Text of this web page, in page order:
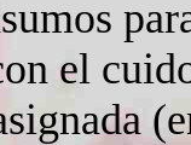
el